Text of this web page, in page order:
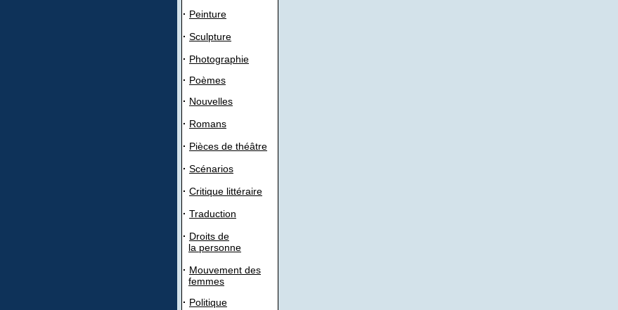
· Peinture
· Sculpture
· Photographie
· Poèmes
· Nouvelles
· Romans
· Pièces de théâtre
· Scénarios
· Critique littéraire
· Traduction
· Droits de
la personne
· Mouvement des
femmes
· Politique